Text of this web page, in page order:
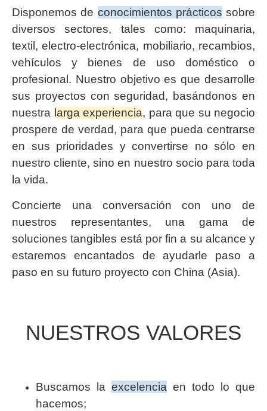
Disponemos de conocimientos prácticos sobre
diversos sectores, tales como: maquinaria,
textil, electro-electrónica, mobiliario, recambios,
vehículos y bienes de uso doméstico o
profesional. Nuestro objetivo es que desarrolle
sus proyectos con seguridad, basándonos en
nuestra larga experiencia, para que su negocio
prospere de verdad, para que pueda centrarse
en sus prioridades y convertirse no sólo en
nuestro cliente, sino en nuestro socio para toda
la vida.
Concierte una conversación con uno de
nuestros representantes, una gama de
soluciones tangibles está por fin a su alcance y
estaremos encantados de ayudarle paso a
paso en su futuro proyecto con China (Asia).
NUESTROS VALORES
Buscamos la excelencia en todo lo que
hacemos;